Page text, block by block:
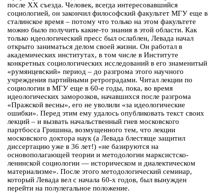
после ХХ съезда. Человек, всегда интересовавшийся
социологией, он закончил философский факультет МГУ еще в
сталинское время – потому что только на этом факультете
можно было получить какие-то знания в этой области. Как
только идеологический пресс был ослаблен, Левада начал
открыто заниматься делом своей жизни. Он работал в
академических институтах, в том числе в Институте
конкретных социологических исследований в его знаменитый
«румянцевский» период – до разгрома этого научного
учреждения партийными ретроградами. Читал лекции по
социологии в МГУ еще в 60-е годы, пока, во время
идеологических заморозков, начавшихся после разгрома
«Пражской весны», его не уволили «за идеологические
ошибки». Перед этим ему удалось опубликовать текст своих
лекций – и вызвать начальственный гнев московского
партбосса Гришина, возмущенного тем, что лекции
московского доктора наук (а Левада блестяще защитил
диссертацию уже в 36 лет!) «не базируются на
основополагающей теории и методологии марксистско-
ленинской социологии — историческом и диалектическом
материализме». После этого методологический семинар,
который Левада вел с начала 60-х годов, был вынужден
перейти на полулегальное положение.